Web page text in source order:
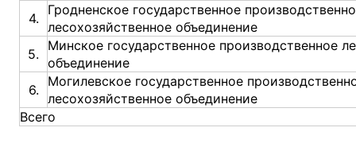
4.
Гродненское государственное
лесохозяйственное объединение
5.
Минское государственное производственное
объединение
6.
Могилевское государственное
лесохозяйственное объединение
Всего